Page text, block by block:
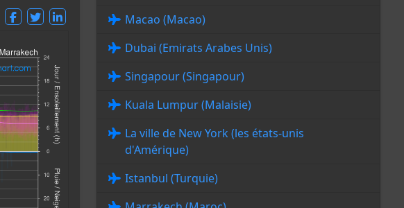
Macao (Macao)
Dubai (Emirats Arabes Unis)
Singapour (Singapour)
Kuala Lumpur (Malaisie)
La ville de New York (les états-unis
d'Amérique)
Istanbul (Turquie)